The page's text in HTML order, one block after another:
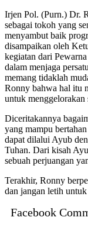
Irjen Pol. (Purn.) Dr.
sebagai tokoh yang
menyambut baik
disampaikan oleh
kegiatan dari
dalam menjaga
memang tidaklah
Ronny bahwa hal itu
untuk menggelorakan
Diceritakannya
yang mampu
dapat dilalui Ayub
Tuhan. Dari kisah
sebuah perjuangan
Terakhir, Ronny
dan jangan letih
Facebook